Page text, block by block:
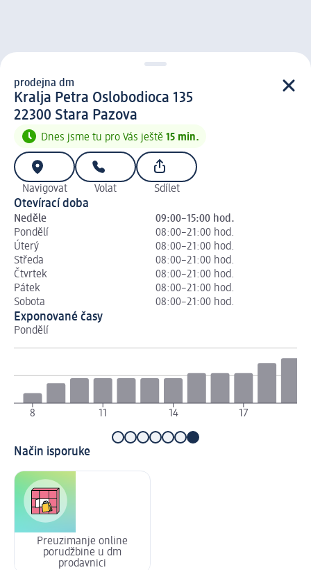
prodejna d m
prodejna dm
Kralja Petra Oslobodioca 135
2 2 3 0 0
22300 Stara Pazova
Dnes jsme tu pro Vás ještě 15 min.
Navigovat Volat Sdílet
Otevírací doba
Neděle
09:00–15:00 hod.
Pondělí
08:00–21:00 hod.
Úterý
08:00–21:00 hod.
Středa
08:00–21:00 hod.
Čtvrtek
08:00–21:00 hod.
Pátek
08:00–21:00 hod.
Sobota
08:00–21:00 hod.
Exponované časy
Pondělí
8 11 14 17
Način isporuke
Preuzimanje online
porudžbine u dm
prodavnici